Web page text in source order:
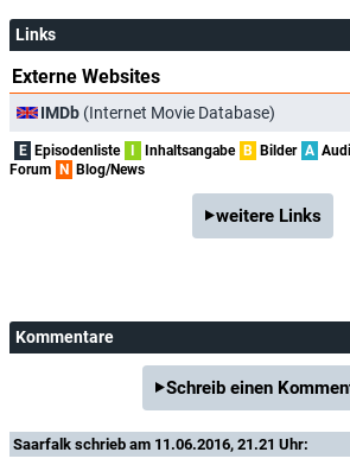
Links
Externe Websites
IMDb (Internet Movie Database)
E Episodenliste Inhaltsangabe B Bilder A
Forum
N Blog/News
weitere Links
Kommentare
Schreib einen
Saarfalk schrieb am 11.06.2016, 21.21 Uhr: